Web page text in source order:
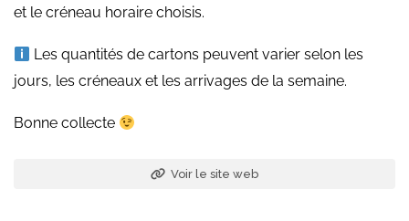
et le créneau horaire choisis.
Les quantités de cartons peuvent varier selon les
jours, les créneaux et les arrivages de la semaine.
Bonne collecte
Voir le site web